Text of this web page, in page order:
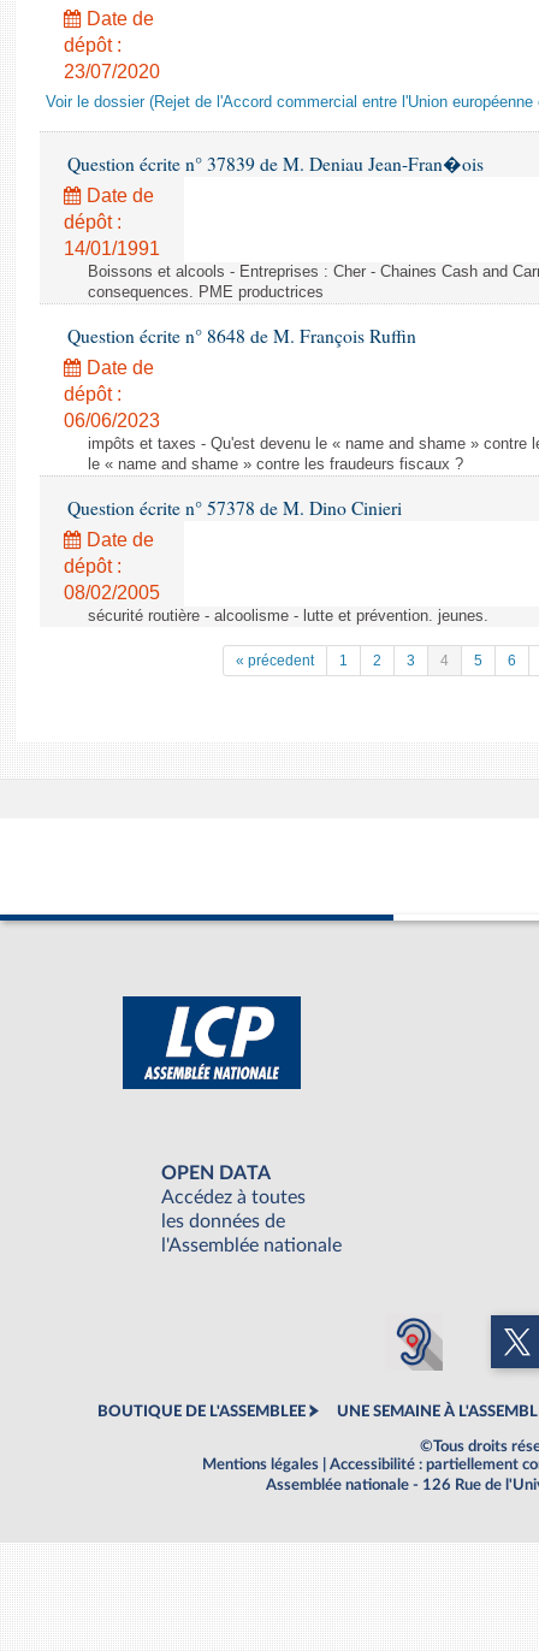
Date de
dépôt :
23/07/2020
Voir le dossier (Rejet de l'Accord commercial entre l'Union
Question écrite n° 37839 de M. Deniau Jean-Fran�ois
Date de
dépôt :
14/01/1991
Boissons et alcools - Entreprises : Cher - Chaines Cash and
consequences. PME productrices
Question écrite n° 8648 de M. François Ruffin
Date de
dépôt :
06/06/2023
impôts et taxes - Qu'est devenu le « name and shame » contre
le « name and shame » contre les fraudeurs fiscaux ?
Question écrite n° 57378 de M. Dino Cinieri
Date de
dépôt :
08/02/2005
sécurité routière - alcoolisme - lutte et prévention. jeunes.
« précedent 1 2 3 4 5 6
OPEN DATA
Accédez à toutes
les données de
l'Assemblée nationale
BOUTIQUE DE L'ASSEMBLEE UNE SEMAINE À
©Tous droits
Mentions légales
Accessibilité : partiellement
Assemblée nationale - 126 Rue de